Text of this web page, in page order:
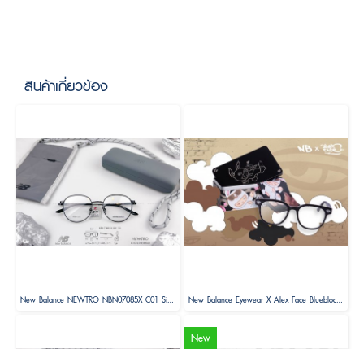
สินค้าเกี่ยวข้อง
New Balance NEWTRO NBN07085X C01 Size 52 ( Limited Edition ) New Balance Eyewear X Alex Face Blueblock Glasses Limited Edition
New